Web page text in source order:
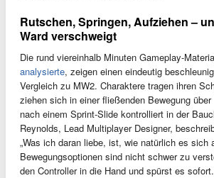
Rutschen, Springen, Aufziehen –
Ward verschweigt
Die rund viereinhalb Minuten Gameplay-
analysierte, zeigen einen eindeutig
Vergleich zu MW2. Charaktere tragen ihren
ziehen sich in einer fließenden Bewegung
nach einem Sprint-Slide kontrolliert in der
Reynolds, Lead Multiplayer Designer,
„Was ich daran liebe, ist, wie natürlich es sich
Bewegungsoptionen sind nicht schwer zu
den Controller in die Hand und spürst es